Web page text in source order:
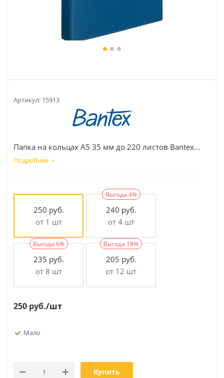
Артикул: 15913
Папка на кольцах А5 35 мм до 220 листов Bantex...
Подробнее
250 руб.
от 1 шт
240 руб.
от 4 шт
Выгода 4%
235 руб.
от 8 шт
Выгода 6%
205 руб.
от 12 шт
Выгода 18%
250 руб./шт
Мало
Купить